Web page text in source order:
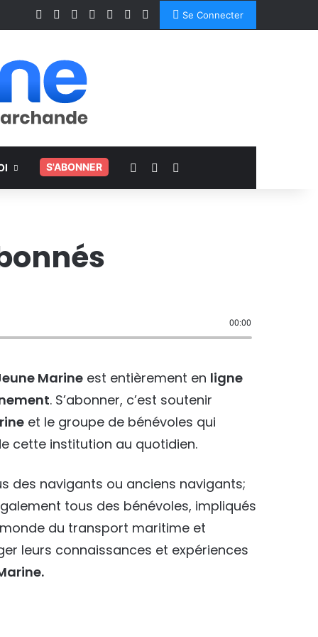
FacebookLinkedinYouTubeInstagram
SpotifyTikTokSe Connecter
S'ABONNER Voir votre panier
Switch skin
00:00
Marine est entièrement en ligne
. S’abonner, c’est soutenir
et le groupe de bénévoles qui
cette institution au quotidien.
des navigants ou anciens navigants;
tous des bénévoles, impliqués
du transport maritime et
leurs connaissances et expériences